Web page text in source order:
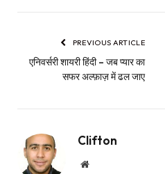
PREVIOUS ARTICLE
एनिवर्सरी शायरी हिंदी – जब प्यार का
सफर अल्फ़ाज़ में ढल जाए
Clifton
Website